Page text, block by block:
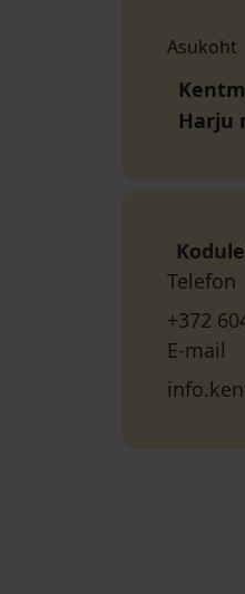
Asukoht
Harju
Telefon
+372
E-mail